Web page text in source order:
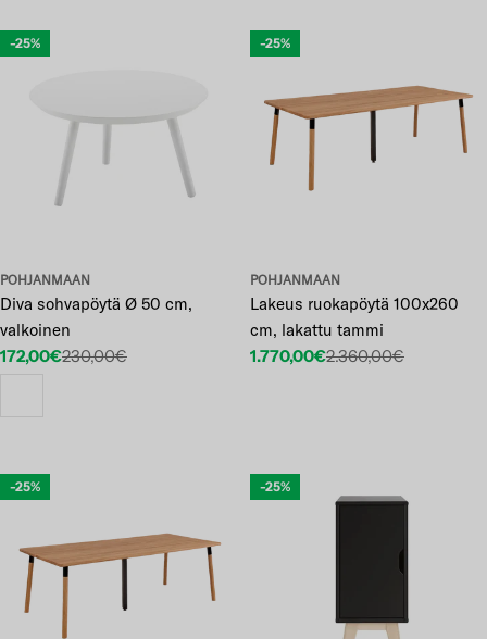
-25%
POHJANMAAN
Diva sohvapöytä Ø 50 cm,
valkoinen
Etuhinta
172,00€
Normaalihinta
230,00€
-25%
POHJANMAAN
Lakeus ruokapöytä 100x260
cm, lakattu tammi
Etuhinta
1.770,00€
Normaalihinta2.360,00€
-25% -25%